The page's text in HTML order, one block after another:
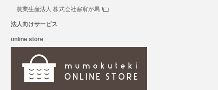
農業生産法人 株式会社塞翁が馬
法人向けサービス
online store